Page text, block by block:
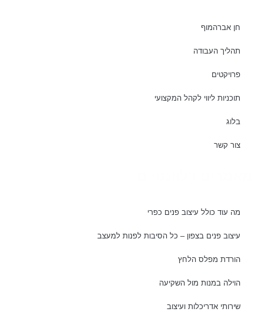
חן אברהמוף
תהליך העבודה
פרויקטים
תוכניות ליווי לקהל המקצועי
בלוג
צור קשר
מה עוד כולל עיצוב פנים כפרי
עיצוב פנים בצפון – כל הסיבות לפנות למעצב
הורדת מפלס הלחץ
הוילה במנות מול השקיעה
שירותי אדריכלות ועיצוב